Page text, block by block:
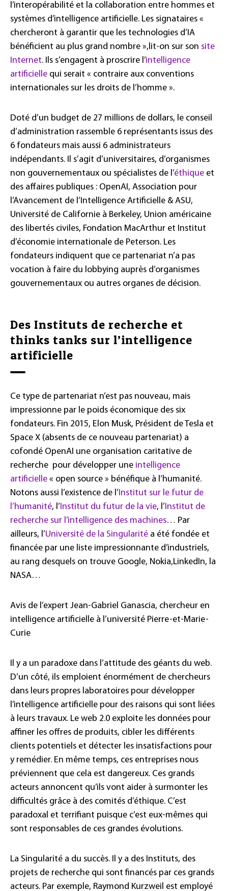
l’interopérabilité et la collaboration entre hommes et
systèmes d’intelligence artificielle. Les signataires «
chercheront à garantir que les technologies d’IA
bénéficient au plus grand nombre »,lit-on sur son site
Internet. Ils s’engagent à proscrire l’intelligence
artificielle qui serait « contraire aux conventions
internationales sur les droits de l’homme ».
Doté d’un budget de 27 millions de dollars, le conseil
d’administration rassemble 6 représentants issus des
6 fondateurs mais aussi 6 administrateurs
indépendants. Il s’agit d’universitaires, d’organismes
non gouvernementaux ou spécialistes de l’éthique et
des affaires publiques : OpenAI, Association pour
l’Avancement de l’Intelligence Artificielle & ASU,
Université de Californie à Berkeley, Union américaine
des libertés civiles, Fondation MacArthur et Institut
d’économie internationale de Peterson. Les
fondateurs indiquent que ce partenariat n’a pas
vocation à faire du lobbying auprès d’organismes
gouvernementaux ou autres organes de décision.
Des Instituts de recherche et
thinks tanks sur l’intelligence
artificielle
Ce type de partenariat n’est pas nouveau, mais
impressionne par le poids économique des six
fondateurs. Fin 2015, Elon Musk, Président de Tesla et
Space X (absents de ce nouveau partenariat) a
cofondé OpenAI une organisation caritative de
recherche pour développer une intelligence
artificielle « open source » bénéfique à l’humanité.
Notons aussi l’existence de l’ Institut sur le futur de
l’humanité, l’ Institut du futur de la vie, l’ Institut de
recherche sur l’intelligence des machines… Par
ailleurs, l’Université de la Singularité a été fondée et
financée par une liste impressionnante d’industriels,
au rang desquels on trouve Google, Nokia,LinkedIn, la
NASA…
Avis de l’expert Jean-Gabriel Ganascia, chercheur en
intelligence artificielle à l’université Pierre-et-Marie-
Curie
Il y a un paradoxe dans l’attitude des géants du web.
D’un côté, ils emploient énormément de chercheurs
dans leurs propres laboratoires pour développer
l’intelligence artificielle pour des raisons qui sont liées
à leurs travaux. Le web 2.0 exploite les données pour
affiner les offres de produits, cibler les différents
clients potentiels et détecter les insatisfactions pour
y remédier. En même temps, ces entreprises nous
préviennent que cela est dangereux. Ces grands
acteurs annoncent qu’ils vont aider à surmonter les
difficultés grâce à des comités d’éthique. C’est
paradoxal et terrifiant puisque c’est eux-mêmes qui
sont responsables de ces grandes évolutions.
La Singularité a du succès. Il y a des Instituts, des
projets de recherche qui sont financés par ces grands
acteurs. Par exemple, Raymond Kurzweil est employé